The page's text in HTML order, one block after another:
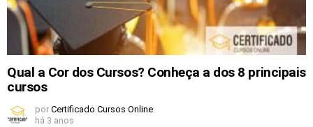
Qual a Cor dos Cursos? Conheça a dos 8 principais
cursos
por Certificado Cursos Online
há 3 anos